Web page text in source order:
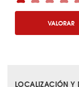
VALORAR
LOCALIZACIÓN Y